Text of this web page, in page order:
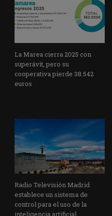
La Marea cierra 2025 con
superávit, pero su
cooperativa pierde 38.542
euros
Radio Televisión Madrid
establece un sistema de
control para el uso de la
inteligencia artificial